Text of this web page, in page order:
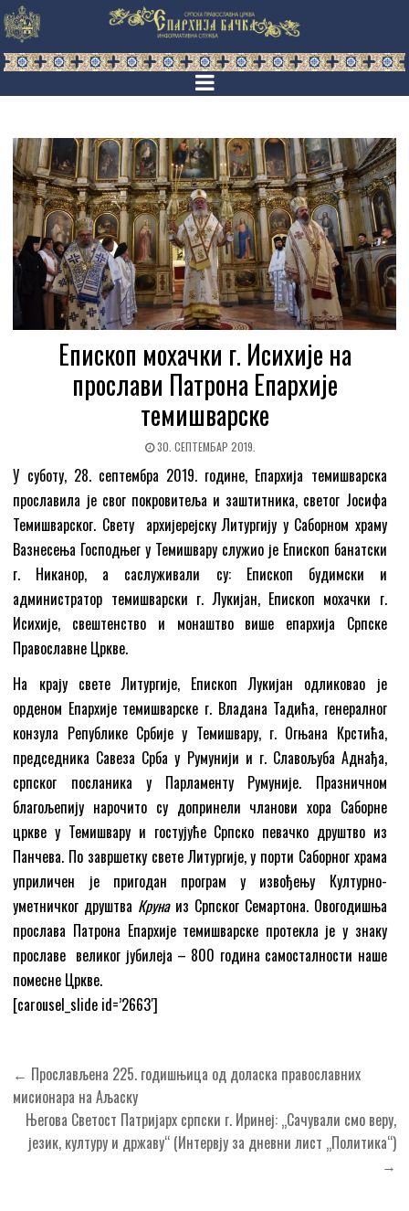
Епископ мохачки г. Исихије на
прослави Патрона Епархије
темишварске
30. СЕПТЕМБАР 2019.
У суботу, 28. септембра 2019. године, Епархија темишварска
прославила је свог покровитеља и заштитника, светог Јосифа
Темишварског. Свету архијерејску Литургију у Саборном храму
Вазнесења Господњег у Темишвару служио је Епископ банатски
г. Никанор, а саслуживали су: Епископ будимски и
администратор темишварски г. Лукијан, Епископ мохачки г.
Исихије, свештенство и монаштво више епархија Српске
Православне Цркве.
На крају свете Литургије, Епископ Лукијан одликовао је
орденом Епархије темишварске г. Владана Тадића, генералног
конзула Републике Србије у Темишвару, г. Огњана Крстића,
председника Савеза Срба у Румунији и г. Славољуба Аднађа,
српског посланика у Парламенту Румуније. Празничном
благољепију нарочито су допринели чланови хора Саборне
цркве у Темишвару и гостујуће Српско певачко друштво из
Панчева. По завршетку свете Литургије, у порти Саборног храма
уприличен је пригодан програм у извођењу Културно-
уметничког друштва Круна из Српског Семартона. Овогодишња
прослава Патрона Епархије темишварске протекла је у знаку
прославе великог јубилеја – 800 година самосталности наше
помесне Цркве.
[carousel_slide id=’2663′]
Кретање
чланка
← Прослављена 225. годишњица од доласка православних
мисионара на Аљаску
Његова Светост Патријарх српски г. Иринеј: „Сачували смо веру,
језик, културу и државу“ (Интервју за дневни лист „Политика“)
→